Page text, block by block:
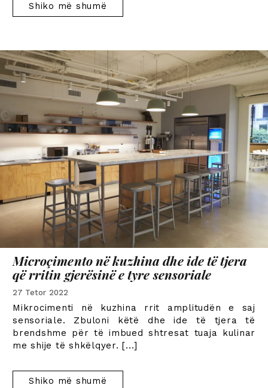
Shiko më shumë
Microçimento në kuzhina dhe ide të tjera
që rritin gjerësinë e tyre sensoriale
27 Tetor 2022
Mikrocimenti në kuzhina rrit amplitudën e saj
sensoriale. Zbuloni këtë dhe ide të tjera të
brendshme për të imbued shtresat tuaja kulinar
me shije të shkëlqyer. [...]
Shiko më shumë